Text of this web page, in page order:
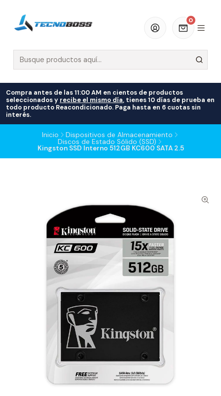
0
Compra antes de las 11:00 AM en cientos de productos
seleccionados y recibe el mismo día, tienes 10 días de prueba en
todo producto Reacondicionado. Paga hasta en 6 cuotas sin
interés.
Inicio
Dispositivos de Almacenamiento
Discos de Estado Sólido (SSD)
Kingston SSD Interno 512GB KC600 SATA 2.5